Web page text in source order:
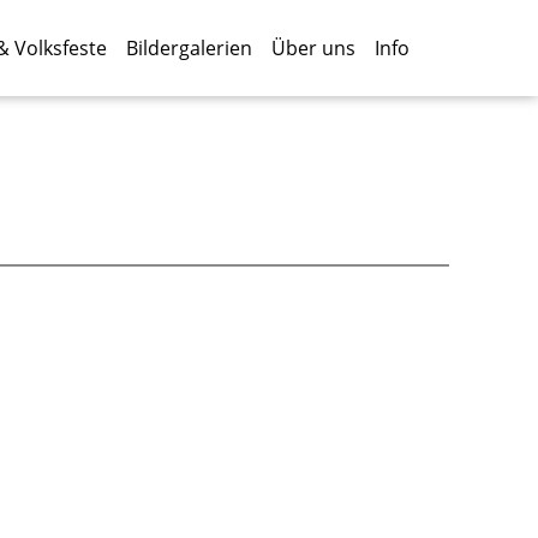
Volksfeste Bildergalerien Über uns Info